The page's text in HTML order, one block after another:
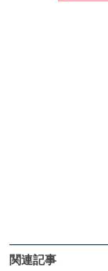
関連記事